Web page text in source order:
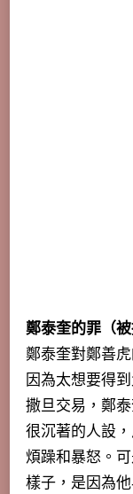
鄭泰奎的罪（
鄭泰奎對鄭善
因為太想要得
撒旦交易 ，鄭
很沉著的人設
煩躁和暴怒。
樣子，是因為